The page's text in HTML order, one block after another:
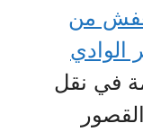
من
في نقل